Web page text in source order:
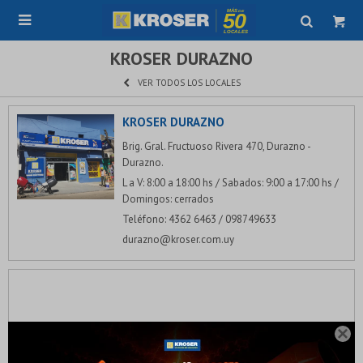


KROSER DURAZNO
VER TODOS LOS LOCALES
KROSER DURAZNO
Brig. Gral. Fructuoso Rivera 470, Durazno -
Durazno.
L a V: 8:00 a 18:00 hs / Sabados: 9:00 a 17:00 hs /
Domingos: cerrados
Teléfono: 4362 6463 / 098749633
durazno@kroser.com.uy
cuotas * ¡Solo con tu cédula!